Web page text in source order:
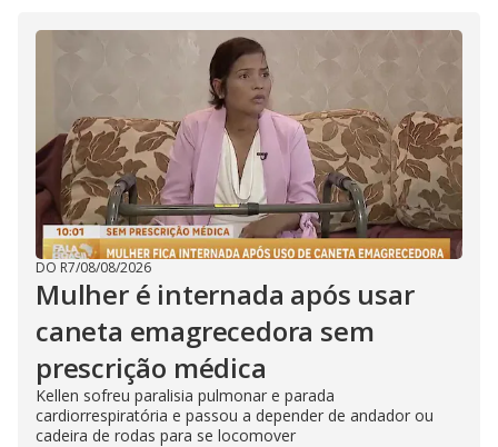
DO R7/08/08/2026
Mulher é internada após usar
caneta emagrecedora sem
prescrição médica
Kellen sofreu paralisia pulmonar e parada
cardiorrespiratória e passou a depender de andador ou
cadeira de rodas para se locomover